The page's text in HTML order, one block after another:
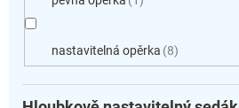
nastavitelná opěrka 8